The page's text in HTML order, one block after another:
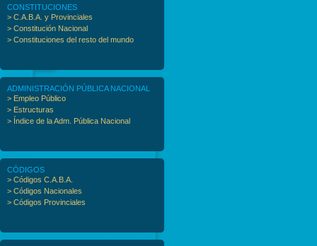
CONSTITUCIONES
> C.A.B.A. y Provinciales
> Constitución Nacional
> Constituciones del resto del mundo
ADMINISTRACIÓN PÚBLICA NACIONAL
> Empleo Público
> Estructuras
> Índice de la Adm. Pública Nacional
CÓDIGOS
> Códigos C.A.B.A.
> Códigos Nacionales
> Códigos Provinciales